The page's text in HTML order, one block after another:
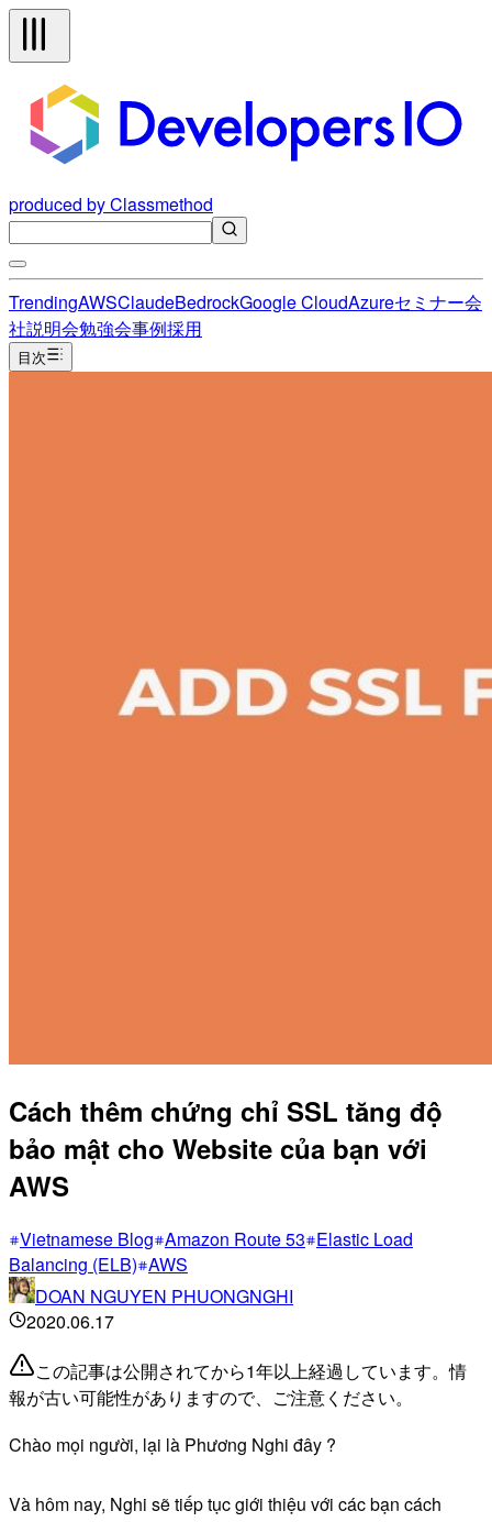
produced by Classmethod
TrendingAWSClaudeBedrockGoogle CloudAzureセミナー会
社説明会勉強会事例採用
目次
Cách thêm chứng chỉ SSL tăng độ
bảo mật cho Website của bạn với
AWS
Vietnamese Blog Amazon Route 53 Elastic Load
Balancing (ELB) AWS
DOAN NGUYEN PHUONGNGHI
2020.06.17
この記事は公開されてから1年以上経過しています。情
報が古い可能性がありますので、ご注意ください。
Chào mọi người, lại là Phương Nghi đây ?
Và hôm nay, Nghi sẽ tiếp tục giới thiệu với các bạn cách